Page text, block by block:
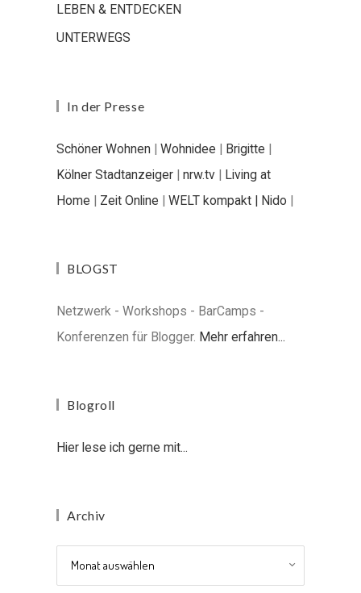
LEBEN & ENTDECKEN
UNTERWEGS
In der Presse
Schöner Wohnen | Wohnidee | Brigitte |
Kölner Stadtanzeiger | nrw.tv | Living at
Home | Zeit Online | WELT kompakt | Nido |
BLOGST
Netzwerk - Workshops - BarCamps -
Konferenzen für Blogger. Mehr erfahren...
Blogroll
Hier lese ich gerne mit...
Archiv